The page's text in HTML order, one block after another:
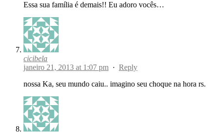
Essa sua família é demais!! Eu adoro vocês…
cicibela
janeiro 21, 2013 at 1:07 pm · Reply
nossa Ka, seu mundo caiu.. imagino seu choque na hora rs.